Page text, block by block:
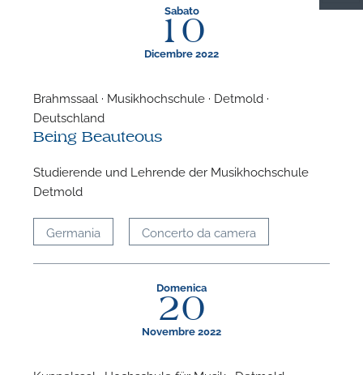
Sabato
10
Dicembre 2022
Brahmssaal · Musikhochschule · Detmold ·
Deutschland
Being Beauteous
Studierende und Lehrende der Musikhochschule
Detmold
Germania Concerto da camera
Domenica
20
Novembre 2022